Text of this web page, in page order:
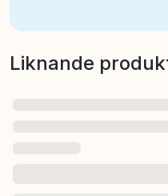
Liknande